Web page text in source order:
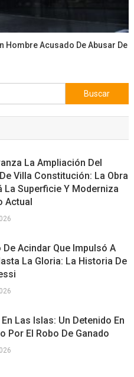
Hombre Acusado De Abusar De
Buscar:
La Ampliación Del
Villa Constitución: La Obra
La Superficie Y Moderniza
Actual
De Acindar Que Impulsó A
La Gloria: La Historia De
Las Islas: Un Detenido En
Por El Robo De Ganado